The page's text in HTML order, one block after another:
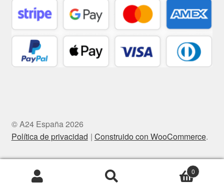
© A24 España 2026
Política de privacidad
Construido con WooCommerce.
0